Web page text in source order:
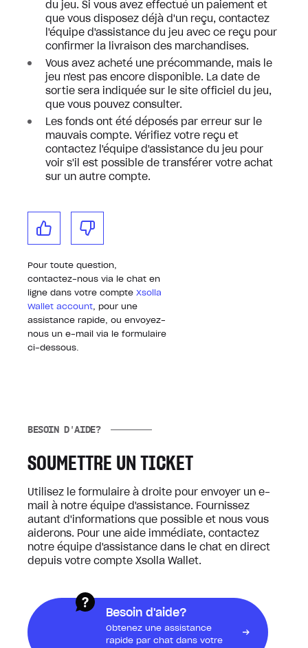
du jeu. Si vous avez effectué un paiement et
que vous disposez déjà d'un reçu, contactez
l'équipe d'assistance du jeu avec ce reçu pour
confirmer la livraison des marchandises.
Vous avez acheté une précommande, mais le
jeu n'est pas encore disponible. La date de
sortie sera indiquée sur le site officiel du jeu,
que vous pouvez consulter.
Les fonds ont été déposés par erreur sur le
mauvais compte. Vérifiez votre reçu et
contactez l'équipe d'assistance du jeu pour
voir s'il est possible de transférer votre achat
sur un autre compte.
Pour toute question,
contactez-nous via le chat en
ligne dans votre compte Xsolla
Wallet account , pour une
assistance rapide, ou envoyez-
nous un e-mail via le formulaire
ci-dessous.
BESOIN D'AIDE?
SOUMETTRE UN TICKET
Utilisez le formulaire à droite pour envoyer un e-
mail à notre équipe d'assistance. Fournissez
autant d'informations que possible et nous vous
aiderons. Pour une aide immédiate, contactez
notre équipe d'assistance dans le chat en direct
depuis votre compte Xsolla Wallet.
Besoin d'aide?
Obtenez une assistance
rapide par chat dans votre